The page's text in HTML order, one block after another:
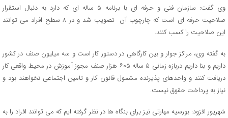
وی گفت: سازمان فنی و حرفه ای با برنامه ۵ ساله ای که دارد به دنبال استقرار
صلاحیت حرفه ای است که چارچوب آن تصویب شد و در ۸ سطح افراد می توانند
این صلاحیت را کسب کنند.
به گفته وی، مراکز جوار و بین کارگاهی در دستور کار است و سه میلیون صنف در کشور
داریم و بنا داریم دربازه زمانی ۵ ساله ۶۰۵ هزار صنف مجوز آموزش در محیط واقعی کار
دریافت کنند و واحدهای پذیرنده مشمول قانون کار و تامین اجتماعی نخواهند بود و
نیاز به پرداخت حقوق نیست.
شهریور افزود: بورسیه مهارتی نیز برای بنگاه ها در نظر گرفته ایم که می توانند افراد را به